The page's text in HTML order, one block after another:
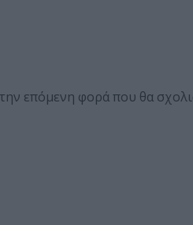
επόμενη φορά που θα